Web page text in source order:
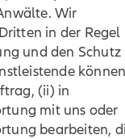
Wir
in der Regel
und den Schutz
(ii) in
mit uns oder
bearbeiten,